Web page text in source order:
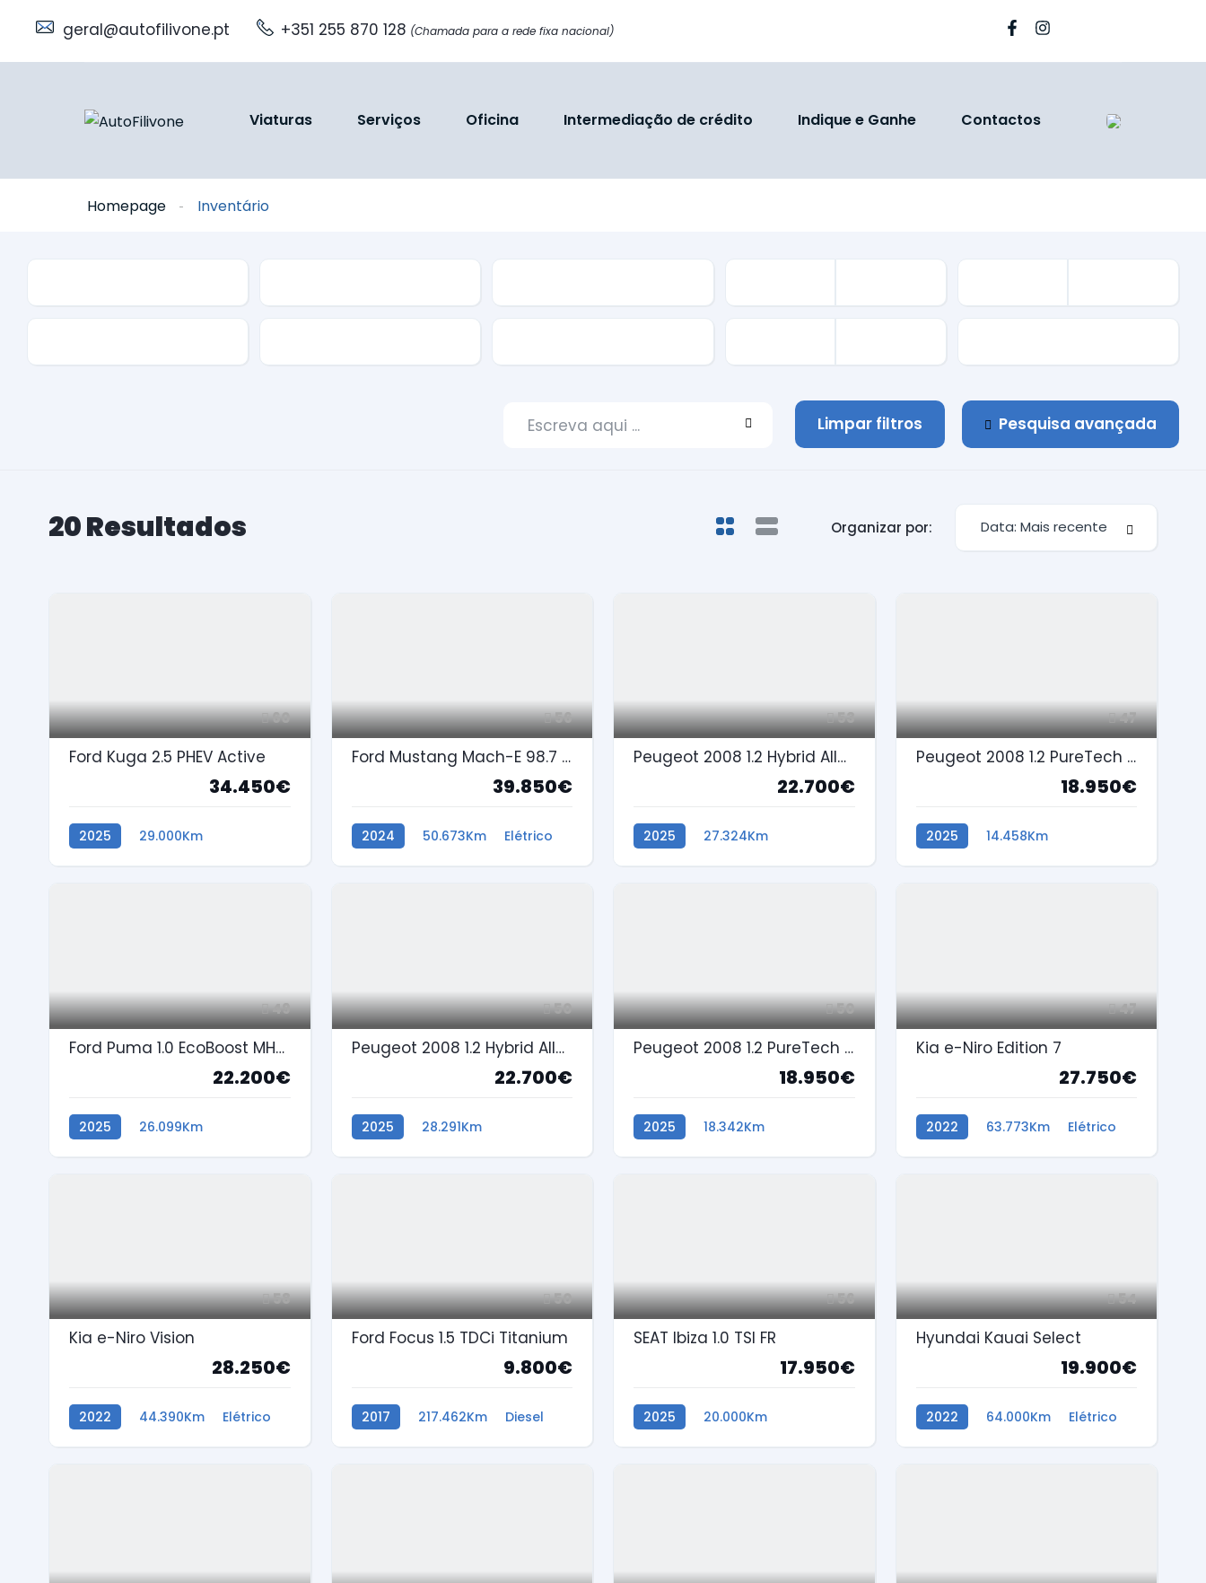
geral@autofilivone.pt +351 255 870 128 (Chamada para a rede fixa nacional)
Viaturas Serviços Oficina Intermediação de crédito Indique e Ganhe Contactos
Homepage Inventário
Limpar filtros Pesquisa avançada
20Resultados Organizar por: Data: Mais recente
60
Ford Kuga 2.5 PHEV Active
34.450€
2025
29.000Km
Híbrido Plug-In
56
Ford Mustang Mach-E 98.7 kWh Premium
39.850€
2024 50.673Km Elétrico
53
Peugeot 2008 1.2 Hybrid Allure e-DCS6
22.700€
2025
27.324Km
Gasolina
47
Peugeot 2008 1.2 PureTech Style
18.950€
2025
14.458Km
Gasolina
49
Ford Puma 1.0 EcoBoost MHEV ST-Line Aut.
22.200€
2025
26.099Km
50
Peugeot 2008 1.2 Hybrid Allure e-DCS6
22.700€
2025
28.291Km
50
Peugeot 2008 1.2 PureTech Style
18.950€
2025
18.342Km
47
Kia e-Niro Edition 7
27.750€
2022 63.773Km Elétrico
58
Kia e-Niro Vision
28.250€
2022 44.390Km Elétrico
50
Ford Focus 1.5 TDCi Titanium
9.800€
2017 217.462Km Diesel
56
SEAT Ibiza 1.0 TSI FR
17.950€
2025
20.000Km
54
Hyundai Kauai Select
19.900€
2022 64.000Km Elétrico